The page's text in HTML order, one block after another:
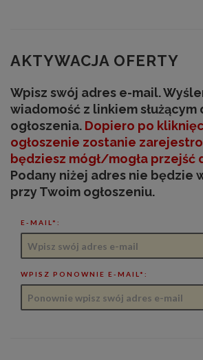
AKTYWACJA OFERTY
Wpisz swój adres e-mail.
wiadomość z linkiem
ogłoszenia. Dopiero po
ogłoszenie zostanie
będziesz mógł/mogła przejść
Podany niżej adres nie będzie
przy Twoim ogłoszeniu.
E-MAIL*:
WPISZ PONOWNIE E-MAIL*: